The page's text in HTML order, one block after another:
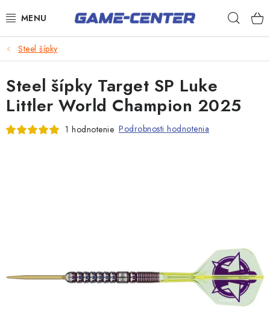
na
Šípky
Poker
Stolný futbal
Steel šípky
Steel šípky Target SP Luke
Littler World Champion 2025
1 hodnotenie Podrobnosti hodnotenia